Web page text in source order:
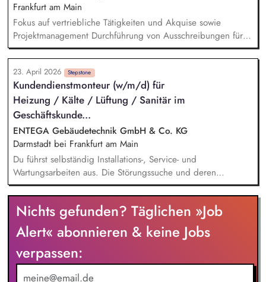
elektrischen Planunterlagen für Genehmigungsprozesse mit
Behörden, Projektentwicklern und Netzbetreibern
Frankfurt am Main
Fokus auf vertriebliche Tätigkeiten und Akquise sowie
Projektmanagement Durchführung von Ausschreibungen für
nachhaltige (Um-)Baumaßnahmen und Zertifizierungen
Erstellung von Bedarfsenergieausweisen für Gewerbe
Fördermittelbeschaffung Begleitung von GRESB Scorings und
Durchführung von ESG Due Diligence sowie Energieberatung
für Immobilien in unserem Bestand als Verwalter und für den
Drittmarkt Projectsteuerung von Smart Meter Projekten (allg.
Energiemanagement Projekten) Monitoring, Entwicklung von
Kennzahlen, Identifikation der CO₂-Reduzierungspotenziale in
den von uns betreuten Objekten
23. April 2026 Stepstone
Kundendienstmonteur (w/m/d) für
Heizung / Kälte / Lüftung / Sanitär im
Geschäftskunde...
ENTEGA Gebäudetechnik GmbH & Co. KG
Darmstadt bei Frankfurt am Main
Du führst selbständig Installations-, Service- und
Wartungsarbeiten aus. Die Störungssuche und deren
Beseitigung führst du selbstständig durch. Du berätst und
betreust unsere Kunden hinsichtlich optimaler Einstellungen
der zugeteilten Kundenanlagen. Das Erstellen von
qualifizierten Service- und Wartungsberichten wird ebenfalls
Teil deiner Aufgabe werden. Du nimmst an der
turnusmäßigen Rufbereitschaft teil.
Nichts gefunden? Täglichen »Job
Alert« abonnieren & keine Jobs
verpassen: